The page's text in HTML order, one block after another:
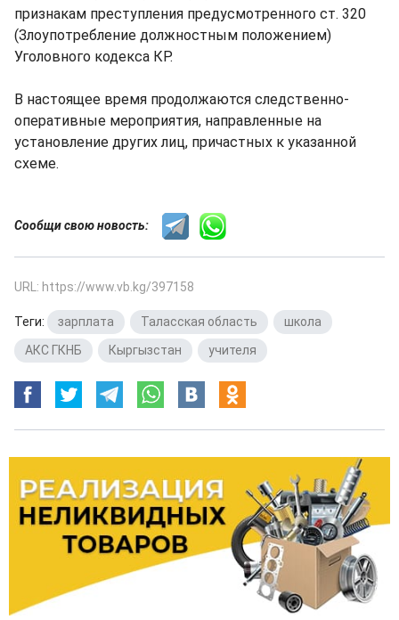
признакам преступления предусмотренного ст. 320
(Злоупотребление должностным положением)
Уголовного кодекса КР.
В настоящее время продолжаются следственно-
оперативные мероприятия, направленные на
установление других лиц, причастных к указанной
схеме.
Сообщи свою новость:
URL: https://www.vb.kg/397158
Теги: зарплата Таласская область школа
АКС ГКНБ
Кыргызстан учителя